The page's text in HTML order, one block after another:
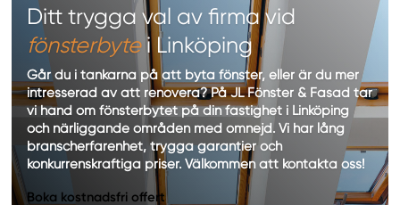
Ditt trygga val av firma vid
fönsterbytei Linköping
Går du i tankarna på att byta fönster, eller är du mer
intresserad av att renovera? På JL Fönster & Fasad tar
vi hand om fönsterbytet på din fastighet i Linköping
och närliggande områden med omnejd. Vi har lång
branscherfarenhet, trygga garantier och
konkurrenskraftiga priser. Välkommen att kontakta oss!
Boka kostnadsfri offert